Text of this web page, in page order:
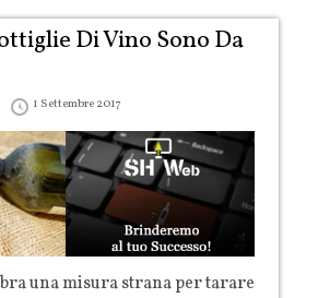
Di Vino Sono Da
1 Settembre 2017
una misura strana per tarare